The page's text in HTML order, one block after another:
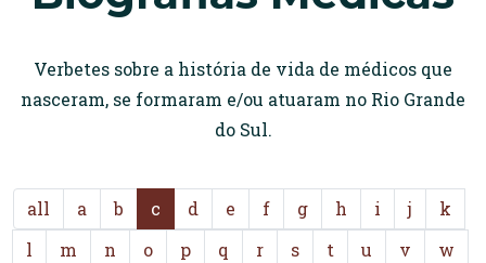
Verbetes sobre a história de vida de médicos que
nasceram, se formaram e/ou atuaram no Rio Grande
do Sul.
all a b c d e f g h i j
k
l
m n o p q r s t u v
w